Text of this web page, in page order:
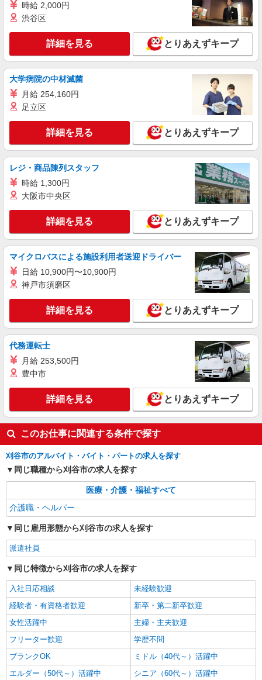
給1,400円〜 ◆初任者研修・未経験：時給1,400
円〜 ◆初任者研修・経験者：時給1,500円〜 ◆介
護福祉士：時給1,600円〜 ※経験者は3ヶ月以上 ※
給与幅は経験・能力による ★週払いOK（規定あ
り）
愛知県刈谷市 【最寄駅】逢妻駅 ★勤務地は
3000ヶ所以上★ 自宅から通いやすいエリアなど、
お好きな勤務地をお選び下さい！！
キープ 詳細を見る
アルバイト パート 派遣社員
日研トータルソーシング株式会社 メディカルケア事業部/知立オフィ
ス
未経験・無資格OKの介護スタッフ
時給1,350円〜1,600円 ★週払いOK（規定あ
り） ※給与幅は経験・能力による
愛知県刈谷市 【最寄駅】東刈谷駅 ★勤務地は
3000ヶ所以上★ 自宅から通いやすいエリアなど、
お好きな勤務地をお選び下さい！！
詳細を見る
日研トータルソーシング株式会社 メディカルケア事業部/知立オフィ
ス【看護助手】
時給1,350円 ★週払いOK（規定あり） ※給与
愛知県刈谷市 【最寄駅】富士松駅
キープ 詳細を見る
アルバイト パート 派遣社員
日研トータルソーシング株式会社 メディカルケア事業部/知立オフィ
ス
介護スタッフ／資格あり or 経験者
時給1,400円〜1,600円 ◆無資格・経験者：時
給1,400円〜 ◆初任者研修・未経験：時給1,400
円〜 ◆初任者研修・経験者：時給1,500円〜 ◆介
護福祉士：時給1,600円〜 ※経験者は3ヶ月以上 ※
給与幅は経験・能力による ★週払いOK（規定あ
り）
愛知県刈谷市 【最寄駅】刈谷駅 ★勤務地は
3000ヶ所以上★ 自宅から通いやすいエリアなど、
お好きな勤務地をお選び下さい！！
キープ
派遣社員 紹介予定派遣
日研トータルソーシング株式会社 メディカルケア事業部/知立オフィ
ス
未経験・無資格OKの介護スタッフ
り） ※給与幅は経験・能力による
愛知県刈谷市 【最寄駅】刈谷駅 ★勤務地は
3000ヶ所以上★ 自宅から通いやすいエリアなど、
お好きな勤務地をお選び下さい！！
キープ 詳細を見る
時給 2,000円
渋谷区
詳細を見る とりあえずキープ
大学病院の中材滅菌
月給 254,160円
足立区
詳細を見る とりあえずキープ
レジ・商品陳列スタッフ
時給 1,300円
大阪市中央区
詳細を見る とりあえずキープ
マイクロバスによる施設利用者送迎ドライバー
日給 10,900円〜10,900円
神戸市須磨区
詳細を見る とりあえずキープ
代務運転士
月給 253,500円
豊中市
詳細を見る とりあえずキープ
このお仕事に関連する条件で探す
刈谷市のアルバイト・バイト・パートの求人を探す
同じ職種から刈谷市の求人を探す
医療・介護・福祉すべて
介護職・ヘルパー
同じ雇用形態から刈谷市の求人を探す
派遣社員
同じ特徴から刈谷市の求人を探す
入社日応相談
未経験歓迎
経験者・有資格者歓迎
新卒・第二新卒歓迎
女性活躍中
主婦・主夫歓迎
フリーター歓迎
学歴不問
ブランクOK
ミドル（40代～）活躍中
エルダー（50代～）活躍中
シニア（60代～）活躍中